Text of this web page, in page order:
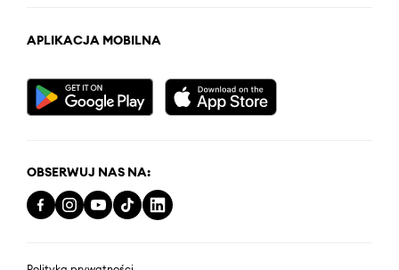
APLIKACJA MOBILNA
OBSERWUJ NAS NA: